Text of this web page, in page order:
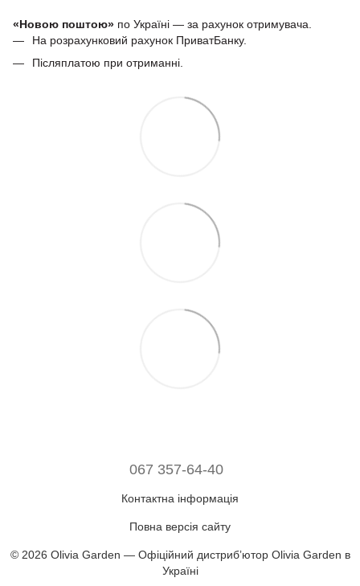
«Новою поштою» по Україні — за рахунок отримувача.
На розрахунковий рахунок ПриватБанку.
Післяплатою при отриманні.
067 357-64-40
Контактна інформація
Повна версія сайту
© 2026 Olivia Garden — Офіційний дистрибʼютор Olivia Garden в
Україні